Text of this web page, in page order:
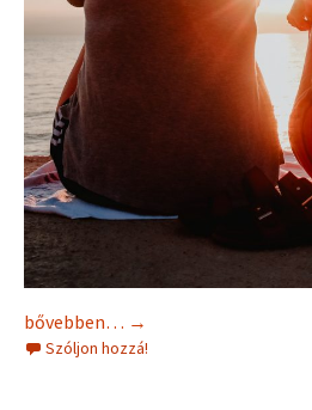
Babára várva
bővebben… →
Szóljon hozzá!